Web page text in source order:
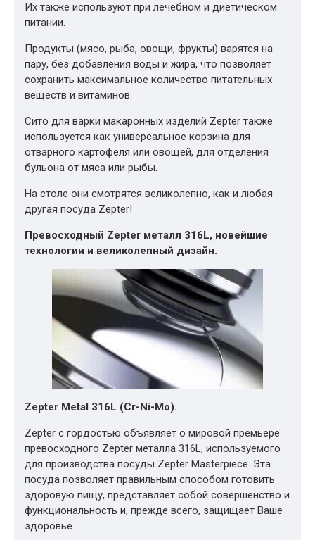
Их также используют при лечебном и диетическом
питании.
Продукты (мясо, рыба, овощи, фрукты) варятся на
пару, без добавления воды и жира, что позволяет
сохранить максимальное количество питательных
веществ и витаминов.
Сито для варки макаронных изделий Zepter также
используется как универсальное корзина для
отварного картофеля или овощей, для отделения
бульона от мяса или рыбы.
На столе они смотрятся великолепно, как и любая
другая посуда Zepter!
Превосходный Zepter металл 316L, новейшие
технологии и великолепный дизайн.
Zepter Metal 316L (Cr-Ni-Mo).
Zepter с гордостью объявляет о мировой премьере
превосходного Zepter металла 316L, используемого
для производства посуды Zepter Masterpiece. Эта
посуда позволяет правильным способом готовить
здоровую пищу, представляет собой совершенство и
функциональность и, прежде всего, защищает Ваше
здоровье.